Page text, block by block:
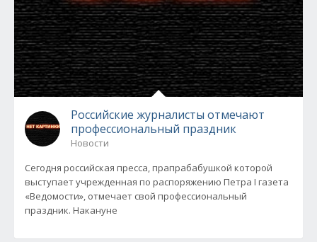
Российские журналисты отмечают
профессиональный праздник
Новости
Сегодня российская пресса, прапрабабушкой которой
выступает учрежденная по распоряжению Петра I газета
«Ведомости», отмечает свой профессиональный
праздник. Накануне